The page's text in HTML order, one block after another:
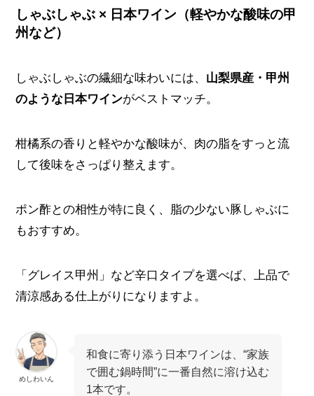
しゃぶしゃぶ × 日本ワイン（軽やかな酸味の甲
州など）
しゃぶしゃぶの繊細な味わいには、 山梨県産・甲州
のような日本ワインがベストマッチ。
柑橘系の香りと軽やかな酸味が、肉の脂をすっと流
して後味をさっぱり整えます。
ポン酢との相性が特に良く、脂の少ない豚しゃぶに
もおすすめ。
「グレイス甲州」など辛口タイプを選べば、上品で
清涼感ある仕上がりになりますよ。
めしわいん
和食に寄り添う日本ワインは、“家族
で囲む鍋時間”に一番自然に溶け込む
1本です。